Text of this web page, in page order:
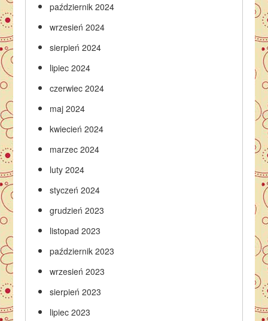
październik 2024
wrzesień 2024
sierpień 2024
lipiec 2024
czerwiec 2024
maj 2024
kwiecień 2024
marzec 2024
luty 2024
styczeń 2024
grudzień 2023
listopad 2023
październik 2023
wrzesień 2023
sierpień 2023
lipiec 2023